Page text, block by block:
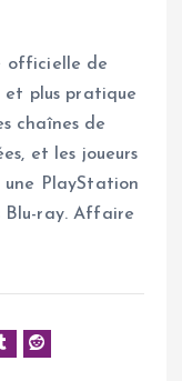
officielle de
plus pratique
chaînes de
et les joueurs
une PlayStation
Blu-ray. Affaire